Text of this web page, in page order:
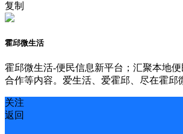
复制
霍邱微生活
霍邱微生活-便民信息新平台；汇聚本地
合作等内容。爱生活、爱霍邱、尽在霍邱
关注
返回